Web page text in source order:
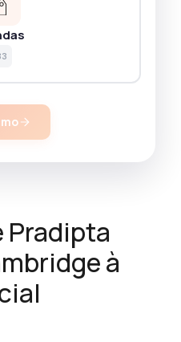
Pradipta
à